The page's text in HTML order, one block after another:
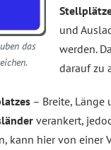
das
und
werden.
darauf zu
– Breite,
verankert,
kann hier von einer